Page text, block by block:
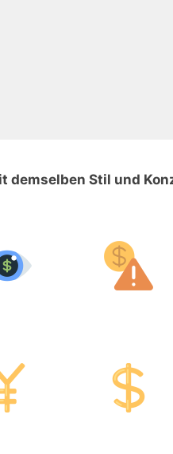
demselben Stil und